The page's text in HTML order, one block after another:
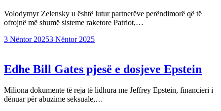
Volodymyr Zelensky u është lutur partnerëve perëndimorë që të
ofrojnë më shumë sisteme raketore Patriot,…
3 Nëntor 20253 Nëntor 2025
Edhe Bill Gates pjesë e dosjeve Epstein
Miliona dokumente të reja të lidhura me Jeffrey Epstein, financieri i
dënuar për abuzime seksuale,…